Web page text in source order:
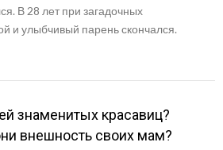
В 28 лет при загадочных
и улыбчивый парень скончался.
знаменитых красавиц?
внешность своих мам?